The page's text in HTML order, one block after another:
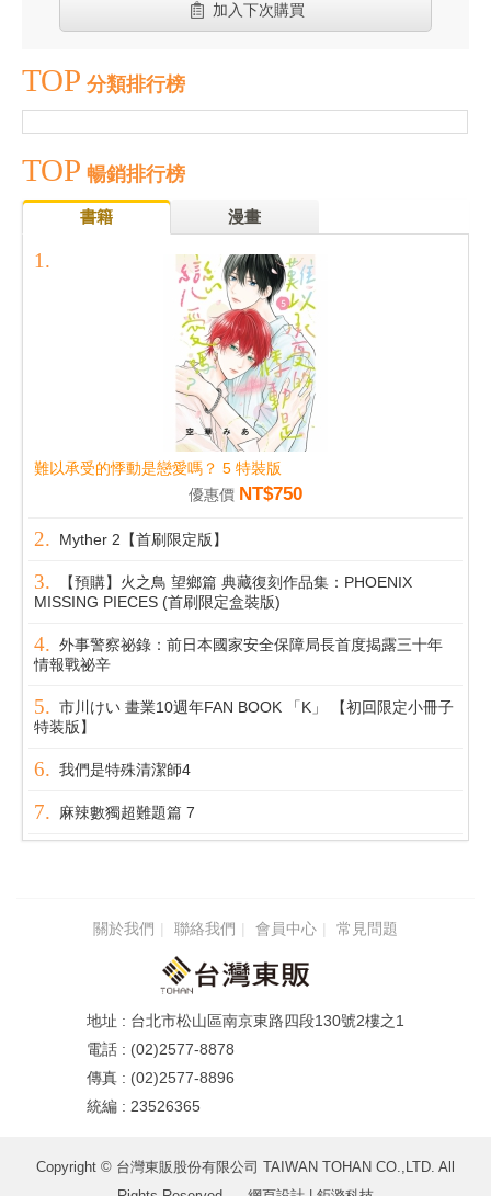
加入下次購買
TOP 分類排行榜
TOP 暢銷排行榜
書籍 漫畫
難以承受的悸動是戀愛嗎？ 5 特裝版
優惠價 NT$750
Myther 2【首刷限定版】
【預購】火之鳥 望鄉篇 典藏復刻作品集：PHOENIX
MISSING PIECES (首刷限定盒裝版)
外事警察祕錄：前日本國家安全保障局長首度揭露三十年
情報戰祕辛
市川けい 畫業10週年FAN BOOK 「K」 【初回限定小冊子
特装版】
我們是特殊清潔師4
麻辣數獨超難題篇 7
關於我們 聯絡我們 會員中心 常見問題
台北市松山區南京東路四段130號2樓之1
(02)2577-8878
(02)2577-8896
23526365
Copyright © 台灣東販股份有限公司 TAIWAN TOHAN CO.,LTD. All